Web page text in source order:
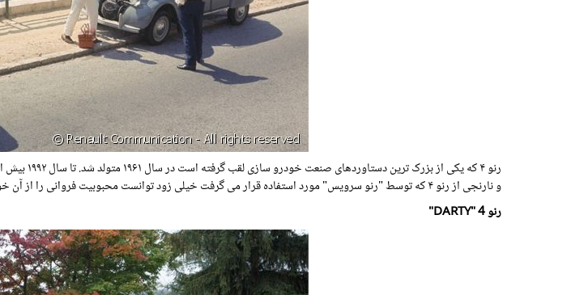
و نارنجی از رنو ۴ که توسط "رنو سرویس" مورد استفاده قرار می گرفت خیلی زود توانست محبوبیت فروانی را از آن خود کند.
رنو 4 "DARTY"